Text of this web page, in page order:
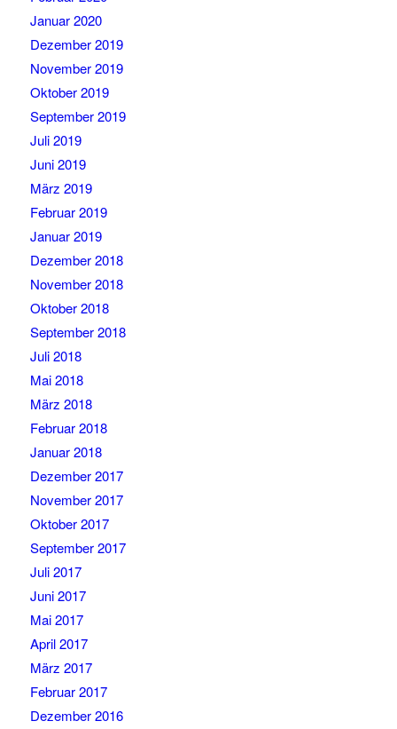
Januar 2020
Dezember 2019
November 2019
Oktober 2019
September 2019
Juli 2019
Juni 2019
März 2019
Februar 2019
Januar 2019
Dezember 2018
November 2018
Oktober 2018
September 2018
Juli 2018
Mai 2018
März 2018
Februar 2018
Januar 2018
Dezember 2017
November 2017
Oktober 2017
September 2017
Juli 2017
Juni 2017
Mai 2017
April 2017
März 2017
Februar 2017
Dezember 2016